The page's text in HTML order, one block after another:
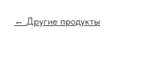
Другие продукты